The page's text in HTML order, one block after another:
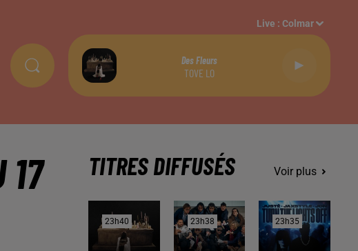
Live :Colmar
Des Fleurs
TOVE LO
17
TITRES DIFFUSÉS Voir plus
23h40
23h40 23h38
23h38 23h35
23h35